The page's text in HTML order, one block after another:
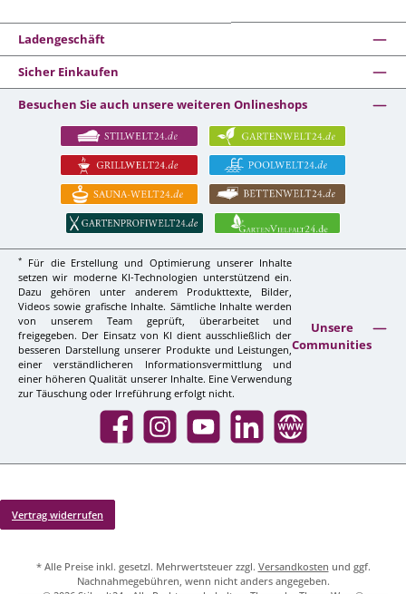
Ladengeschäft
Sicher Einkaufen
Besuchen Sie auch unsere weiteren Onlineshops
*
Für die Erstellung und Optimierung unserer Inhalte
setzen wir moderne KI-Technologien unterstützend ein.
Dazu gehören unter anderem Produkttexte, Bilder,
Videos sowie grafische Inhalte. Sämtliche Inhalte werden
von unserem Team geprüft, überarbeitet und
freigegeben. Der Einsatz von KI dient ausschließlich der
besseren Darstellung unserer Produkte und Leistungen,
einer verständlicheren Informationsvermittlung und
einer höheren Qualität unserer Inhalte. Eine Verwendung
zur Täuschung oder Irreführung erfolgt nicht.
Unsere
Communities
Facebook InstagramYouTube LinkedIn Website
Vertrag widerrufen
* Alle Preise inkl. gesetzl. Mehrwertsteuer zzgl. Versandkosten und ggf.
Nachnahmegebühren, wenn nicht anders angegeben.